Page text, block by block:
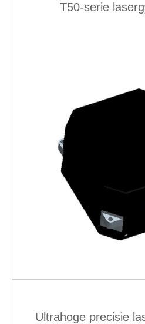
T50-serie
Ultrahoge precisie